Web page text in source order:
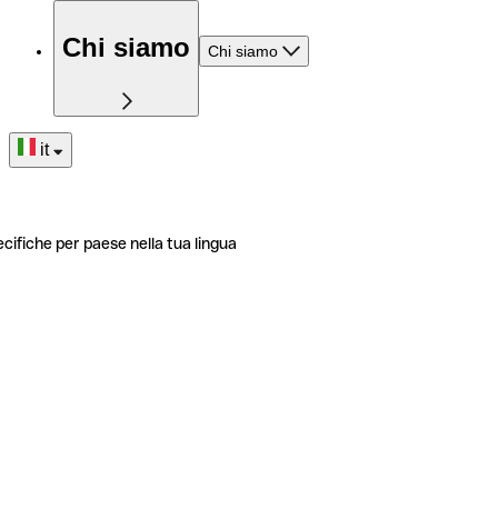
Chi siamo Chi siamo
it
per paese nella tua lingua